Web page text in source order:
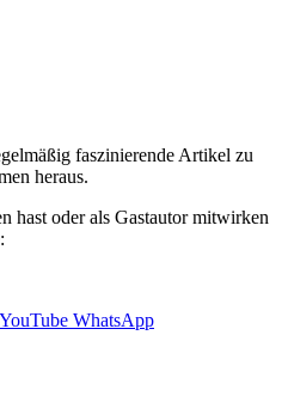
faszinierende Artikel zu
heraus.
hast oder als Gastautor mitwirken
YouTube WhatsApp